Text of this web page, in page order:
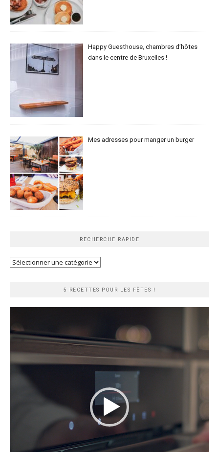
Happy Guesthouse, chambres d’hôtes
dans le centre de Bruxelles !
Mes adresses pour manger un burger
RECHERCHE RAPIDE
Recherche
5 RECETTES POUR LES FÊTES !